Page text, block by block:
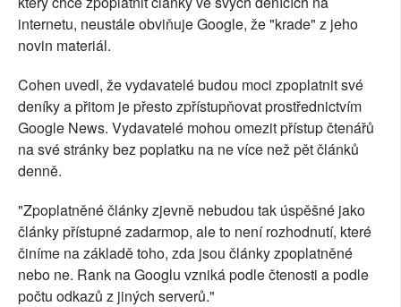
internetu, neustále obviňuje Google, že "krade" z jeho
novin materiál.
Cohen uvedl, že vydavatelé budou moci zpoplatnit své
deníky a přitom je přesto zpřístupňovat prostřednictvím
Google News. Vydavatelé mohou omezit přístup čtenářů
na své stránky bez poplatku na ne více než pět článků
denně.
"Zpoplatněné články zjevně nebudou tak úspěšné jako
články přístupné zadarmop, ale to není rozhodnutí, které
činíme na základě toho, zda jsou články zpoplatněné
nebo ne. Rank na Googlu vzniká podle čtenosti a podle
počtu odkazů z jiných serverů."